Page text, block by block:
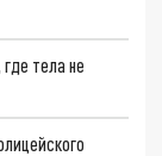
тела не